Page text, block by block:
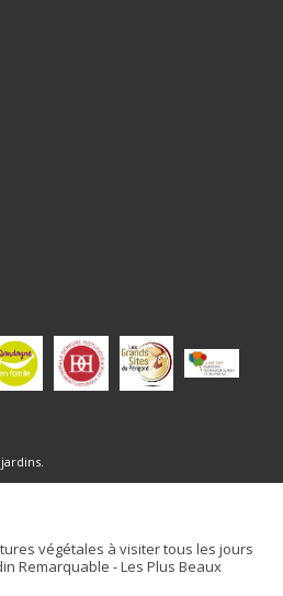
végétales à visiter tous les jours
Remarquable - Les Plus Beaux